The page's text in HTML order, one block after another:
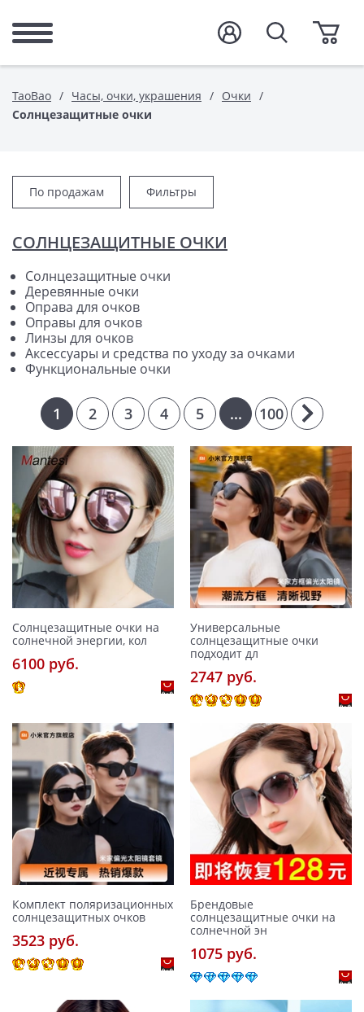
TaoBao Часы, очки, украшения
Очки
Солнцезащитные очки
По продажам Фильтры
СОЛНЦЕЗАЩИТНЫЕ ОЧКИ
Солнцезащитные очки
Деревянные очки
Оправа для очков
Оправы для очков
Линзы для очков
Аксессуары и средства по уходу за очками
Функциональные очки
1 2 3 4 5 ... 100
Солнцезащитные очки на
солнечной энергии, кол
6100 pуб.
Универсальные
солнцезащитные очки
подходит дл
2747 pуб.
Комплект поляризационных
солнцезащитных очков
3523 pуб.
Брендовые
солнцезащитные очки на
солнечной эн
1075 pуб.